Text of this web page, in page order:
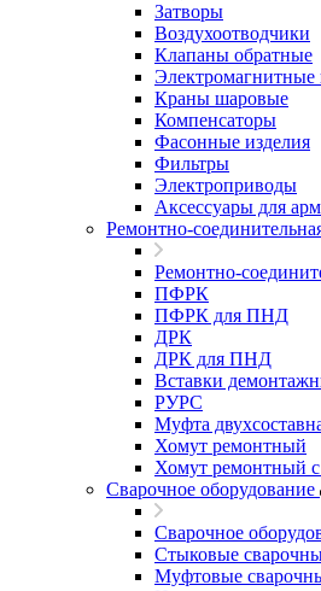
Затворы
Воздухоотводчики
Клапаны обратные
Электромагнитные
Краны шаровые
Компенсаторы
Фасонные изделия
Фильтры
Электроприводы
Аксессуары для
Ремонтно-
Ремонтно-
ПФРК
ПФРК для ПНД
ДРК
ДРК для ПНД
Вставки
РУРС
Муфта
Хомут ремонтный
Хомут ремонтный
Сварочное оборудование
Сварочное
Стыковые
Муфтовые